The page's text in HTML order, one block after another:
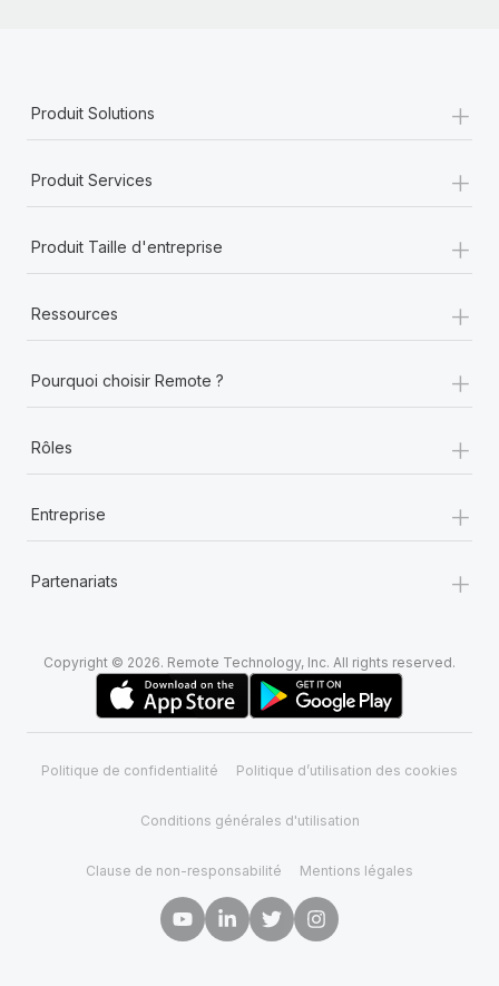
Produit Solutions +
Produit Services +
Produit Taille d'entreprise +
Ressources +
Pourquoi choisir Remote ? +
Rôles +
Entreprise +
Partenariats +
Copyright © 2026. Remote Technology, Inc. All rights reserved.
Politique de confidentialité Politique d’utilisation des cookies
Conditions générales d'utilisation
Clause de non-responsabilité Mentions légales